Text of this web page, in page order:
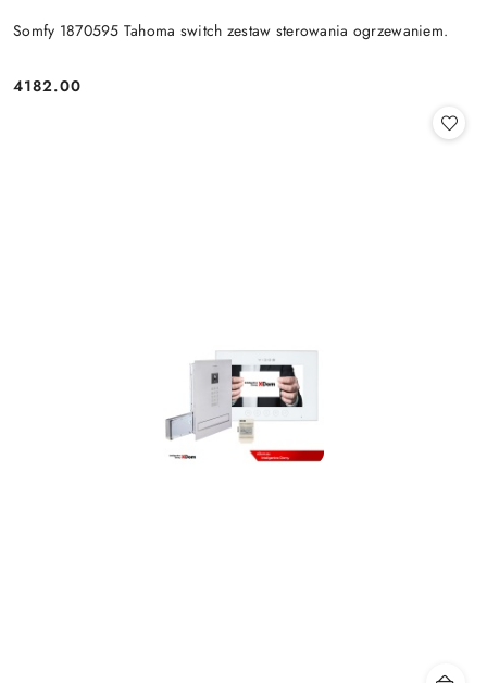
Somfy 1870595 Tahoma switch zestaw sterowania ogrzewaniem.
Cena:
4182.00